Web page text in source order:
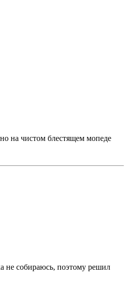
на чистом блестящем мопеде
не собираюсь, поэтому решил